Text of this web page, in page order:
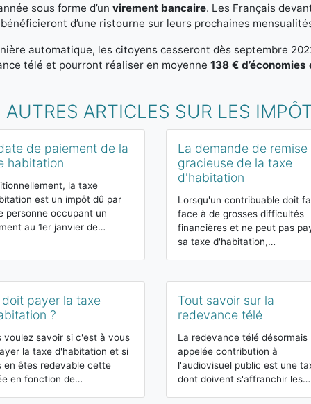
sous forme d’un virement bancaire. Les Français
d’une ristourne sur leurs prochaines
automatique, les citoyens cesseront dès septembre
télé et pourront réaliser en moyenne 138 €
AUTRES ARTICLES SUR LES
de paiement de la
habitation
la taxe
est un impôt dû par
personne occupant un
au 1er janvier de…
La demande de remise
gracieuse de la taxe
d'habitation
Lorsqu'un contribuable doit
face à de grosses difficultés
financières et ne peut pas
sa taxe d'habitation,…
doit payer la taxe
?
voulez savoir si c'est à vous
la taxe d'habitation et si
en êtes redevable cette
en fonction de…
Tout savoir sur la
redevance télé
La redevance télé désormais
appelée contribution à
l'audiovisuel public est une
dont doivent s'affranchir les…